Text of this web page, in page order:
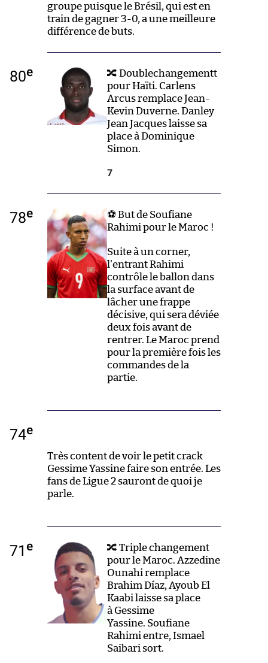
groupe puisque le Brésil, qui est en
train de gagner 3-0, a une meilleure
différence de buts.
80e
🔀 Doublechangementt
pour Haïti. Carlens
Arcus remplace Jean-
Kevin Duverne. Danley
Jean Jacques laisse sa
place à Dominique
Simon.
7
78e
⚽ But de Soufiane
Rahimi pour le Maroc !
Suite à un corner,
l'entrant Rahimi
contrôle le ballon dans
la surface avant de
lâcher une frappe
décisive, qui sera déviée
deux fois avant de
rentrer. Le Maroc prend
pour la première fois les
commandes de la
partie.
74e
Très content de voir le petit crack
Gessime Yassine faire son entrée. Les
fans de Ligue 2 sauront de quoi je
parle.
71 e
🔀 Triple changement
pour le Maroc. Azzedine
Ounahi remplace
Brahim Díaz, Ayoub El
Kaabi laisse sa place
à Gessime
Yassine. Soufiane
Rahimi entre, Ismael
Saibari sort.